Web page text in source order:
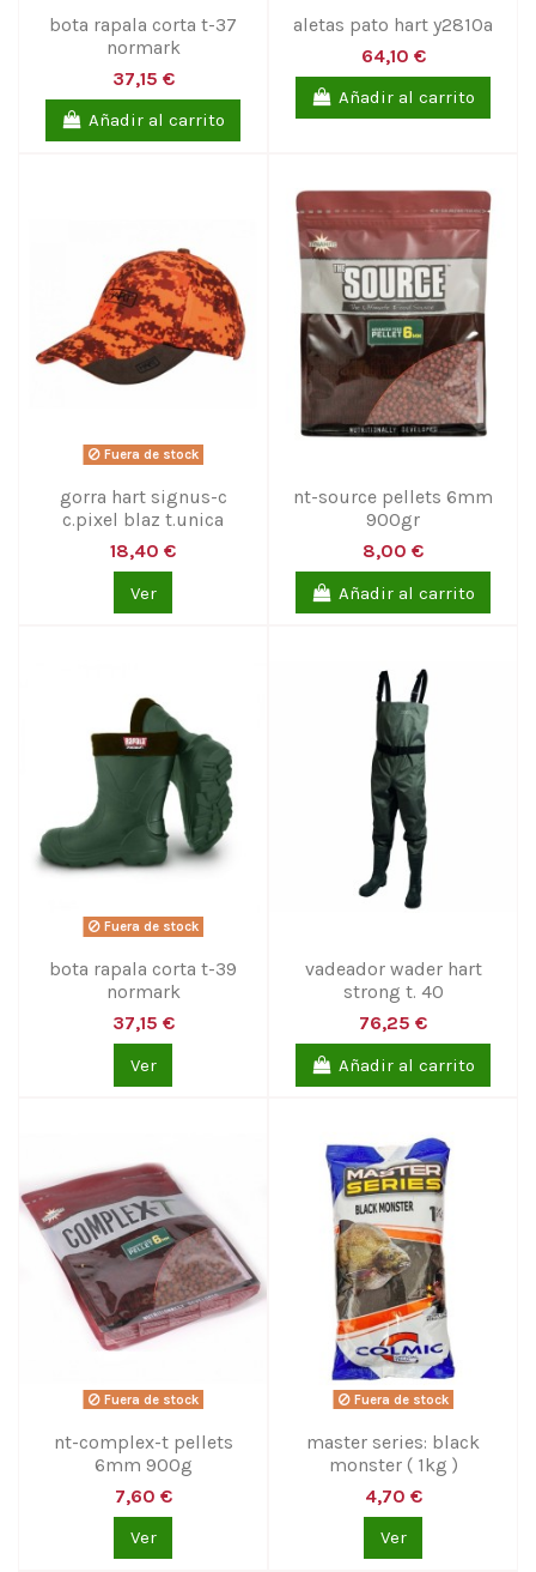
bota rapala corta t-37
normark
37,15 €
Añadir al carrito
aletas pato hart y2810a
64,10 €
Añadir al carrito
Fuera de stock
gorra hart signus-c
c.pixel blaz t.unica
18,40 €
Ver
nt-source pellets 6mm
900gr
8,00 €
Añadir al carrito
Fuera de stock
bota rapala corta t-39
normark
37,15 €
Ver
vadeador wader hart
strong t. 40
76,25 €
Añadir al carrito
Fuera de stock
nt-complex-t pellets
6mm 900g
7,60 €
Ver
Fuera de stock
master series: black
monster ( 1kg )
4,70 €
Ver